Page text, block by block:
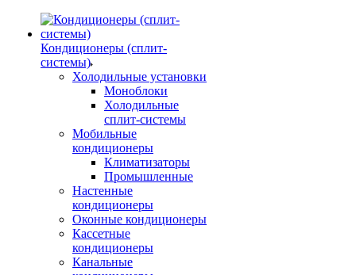
Кондиционеры (сплит-
системы)
Холодильные установки
Моноблоки
Холодильные
сплит-системы
Мобильные
кондиционеры
Климатизаторы
Промышленные
Настенные
кондиционеры
Оконные кондиционеры
Кассетные
кондиционеры
Канальные